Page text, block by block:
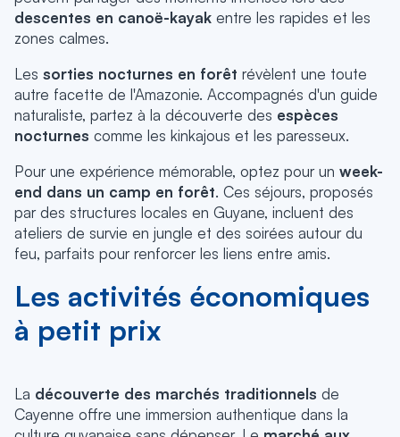
descentes en canoë-kayak entre les rapides et les
zones calmes.
Les sorties nocturnes en forêt révèlent une toute
autre facette de l'Amazonie. Accompagnés d'un guide
naturaliste, partez à la découverte des espèces
nocturnes comme les kinkajous et les paresseux.
Pour une expérience mémorable, optez pour un week-
end dans un camp en forêt. Ces séjours, proposés
par des structures locales en Guyane, incluent des
ateliers de survie en jungle et des soirées autour du
feu, parfaits pour renforcer les liens entre amis.
Les activités économiques
à petit prix
La découverte des marchés traditionnels de
Cayenne offre une immersion authentique dans la